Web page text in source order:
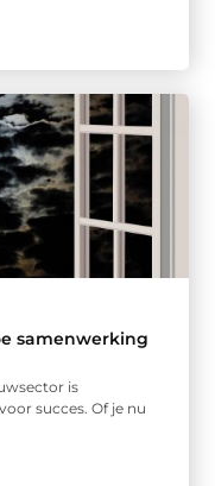
samenwerking
is
succes. Of je nu